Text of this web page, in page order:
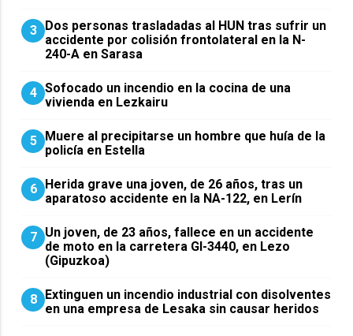
3 ​Dos personas trasladadas al HUN tras sufrir un
accidente por colisión frontolateral en la N-
240-A en Sarasa
4 Sofocado un incendio en la cocina de una
vivienda en Lezkairu
5 Muere al precipitarse un hombre que huía de la
policía en Estella
6 Herida grave una joven, de 26 años, tras un
aparatoso accidente en la NA-122, en Lerín
7 Un joven, de 23 años, fallece en un accidente
de moto en la carretera GI-3440, en Lezo
(Gipuzkoa)
8 Extinguen un incendio industrial con disolventes
en una empresa de Lesaka sin causar heridos